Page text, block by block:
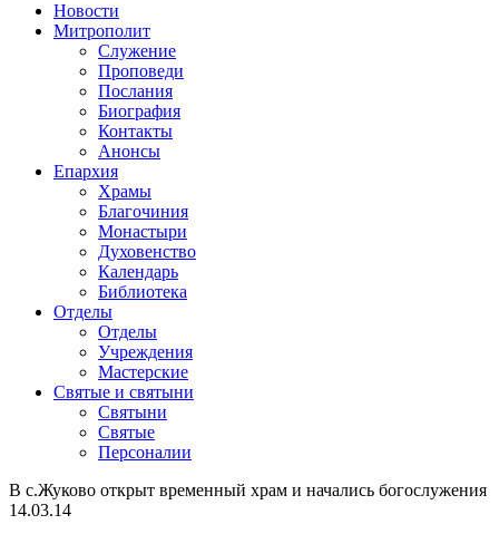
Новости
Митрополит
Служение
Проповеди
Послания
Биография
Контакты
Анонсы
Епархия
Храмы
Благочиния
Монастыри
Духовенство
Календарь
Библиотека
Отделы
Отделы
Учреждения
Мастерские
Святые и святыни
Cвятыни
Cвятые
Персоналии
В с.Жуково открыт временный храм и начались богослужения
14.03.14